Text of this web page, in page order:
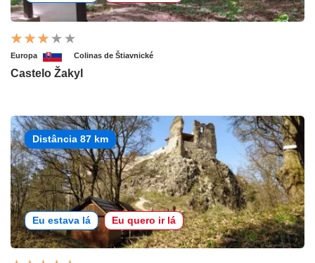
Europa Colinas de Štiavnické
Castelo Žakyl
Distância 87 km
Eu estava lá Eu quero ir lá